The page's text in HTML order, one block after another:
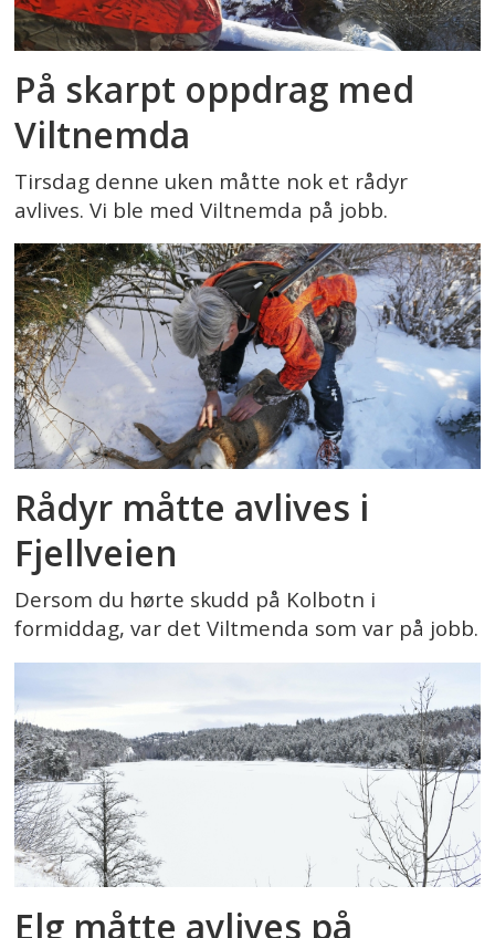
På skarpt oppdrag med
Viltnemda
Tirsdag denne uken måtte nok et rådyr
avlives. Vi ble med Viltnemda på jobb.
Rådyr måtte avlives i
Fjellveien
Dersom du hørte skudd på Kolbotn i
formiddag, var det Viltmenda som var på jobb.
Elg måtte avlives på